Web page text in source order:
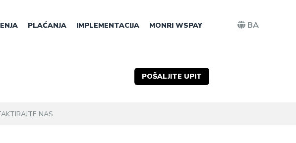
PLAĆANJA IMPLEMENTACIJA MONRI WSPAY
POŠALJITE UPIT
BA
NAS